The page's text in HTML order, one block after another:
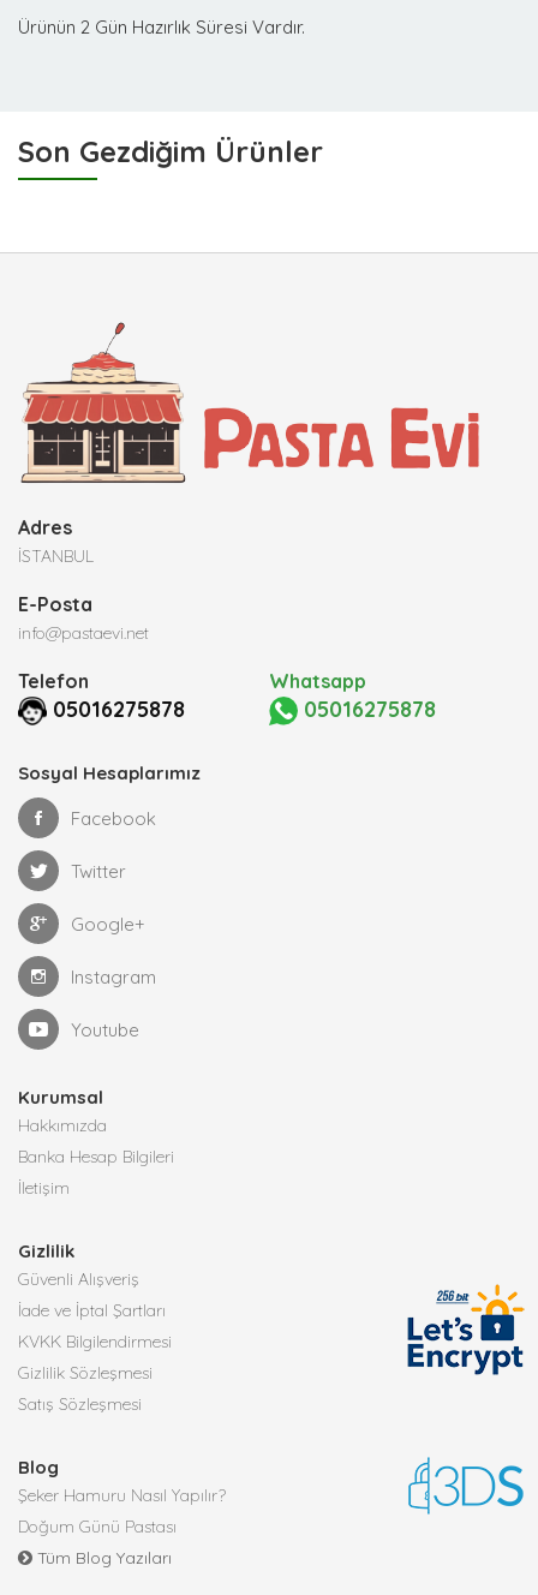
Ürünün 2 Gün Hazırlık Süresi Vardır.
Son Gezdiğim Ürünler
Adres
İSTANBUL
E-Posta
info@pastaevi.net
Telefon
05016275878
Whatsapp
05016275878
Sosyal Hesaplarımız
Facebook
Twitter
Google+
Instagram
Youtube
Kurumsal
Hakkımızda
Banka Hesap Bilgileri
İletişim
Gizlilik
Güvenli Alışveriş
İade ve İptal Şartları
KVKK Bilgilendirmesi
Gizlilik Sözleşmesi
Satış Sözleşmesi
Blog
Şeker Hamuru Nasıl Yapılır?
Doğum Günü Pastası
Tüm Blog Yazıları